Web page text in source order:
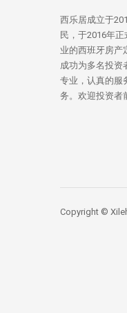
西乐居成立于
民，于2016年
业的西班牙房产
成功为多名投资
专业，认真的服
务。欢迎投资者
Copyright ©